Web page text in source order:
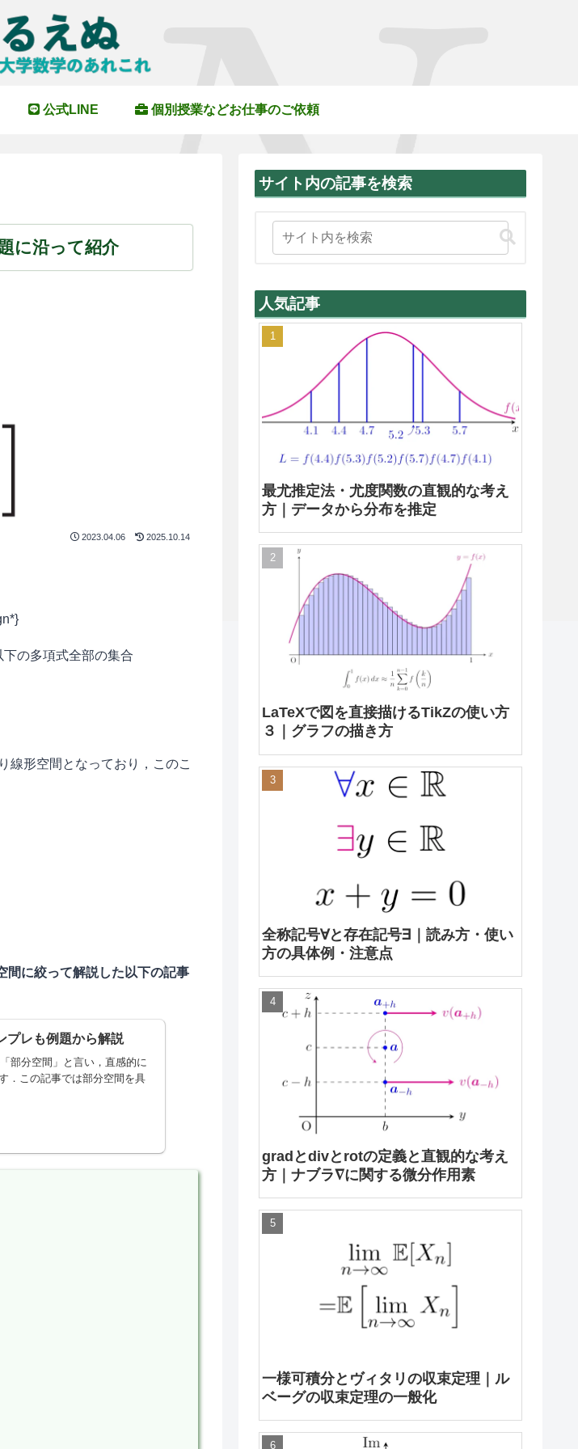
公式LINE 個別授業などお仕事のご依頼
に沿って紹介
2023.04.06 2025.10.14
の多項式全部の集合
線形空間となっており，このこ
間に絞って解説した以下の記事
プレも例題から解説
部分空間」と言い，直感的に
．この記事では部分空間を具
サイト内の記事を検索
人気記事
最尤推定法・尤度関数の直観的な考え
方｜データから分布を推定
LaTeXで図を直接描けるTikZの使い方
３｜グラフの描き方
全称記号∀と存在記号∃｜読み方・使い
方の具体例・注意点
gradとdivとrotの定義と直観的な考え
方｜ナブラ∇に関する微分作用素
一様可積分とヴィタリの収束定理｜ル
ベーグの収束定理の一般化